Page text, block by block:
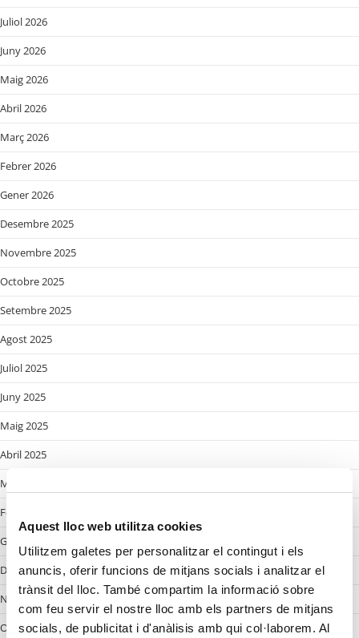
Aquest lloc web utilitza cookies
Utilitzem galetes per personalitzar el contingut i els
anuncis, oferir funcions de mitjans socials i analitzar el
trànsit del lloc. També compartim la informació sobre
com feu servir el nostre lloc amb els partners de mitjans
socials, de publicitat i d'anàlisis amb qui col·laborem. Al
Juliol 2026
Juny 2026
Maig 2026
Abril 2026
Març 2026
Febrer 2026
Gener 2026
Desembre 2025
Novembre 2025
Octobre 2025
Setembre 2025
Agost 2025
Juliol 2025
Juny 2025
Maig 2025
Abril 2025
Març 2025
Febrer 2025
Gener 2025
Desembre 2024
Novembre 2024
Octobre 2024